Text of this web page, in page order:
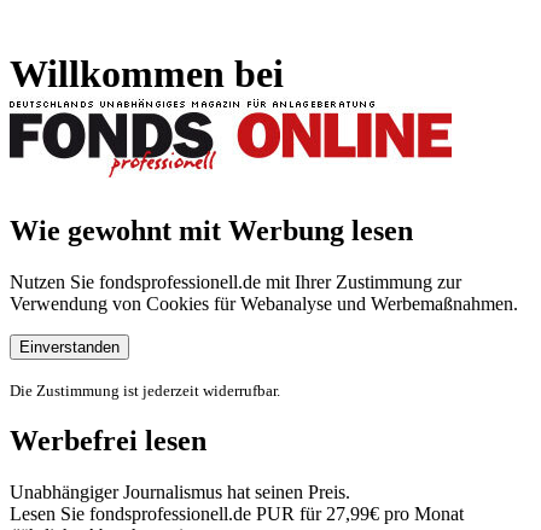
Willkommen bei
Wie gewohnt mit Werbung lesen
Nutzen Sie fondsprofessionell.de mit Ihrer Zustimmung zur
Verwendung von Cookies für Webanalyse und Werbemaßnahmen.
Einverstanden
Die Zustimmung ist jederzeit widerrufbar.
Werbefrei lesen
Unabhängiger Journalismus hat seinen Preis.
Lesen Sie fondsprofessionell.de PUR für 27,99€ pro Monat